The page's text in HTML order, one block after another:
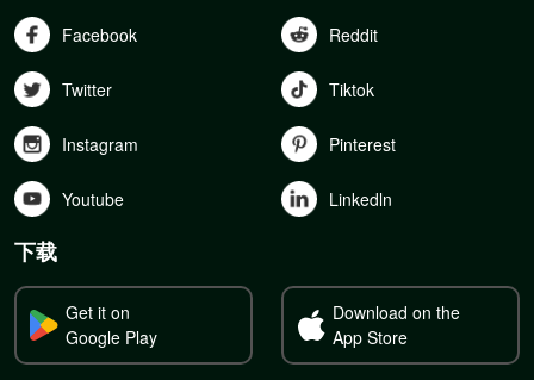
Facebook Reddit
Twitter Tiktok
Instagram Pinterest
Youtube Linkedln
下载
Get it on
Google Play
Download on the
App Store